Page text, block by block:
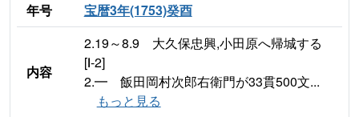
年号 宝暦3年(1753)癸酉
内容
2.19～8.9 大久保忠興,小田原へ帰城する
[Ⅰ-2]
2.━ 飯田岡村次郎右衛門が33貫500文...
もっと見る